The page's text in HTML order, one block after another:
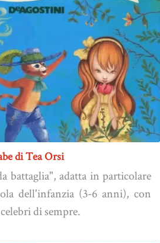
di Tea Orsi
battaglia", adatta in particolare
dell'infanzia (3-6 anni), con
di sempre.